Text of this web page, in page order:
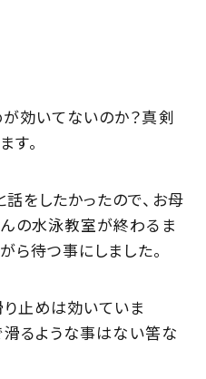
効いてないのか？真剣
す。
をしたかったので、お母
の水泳教室が終わるま
ら待つ事にしました。
止めは効いていま
滑るような事はない筈な